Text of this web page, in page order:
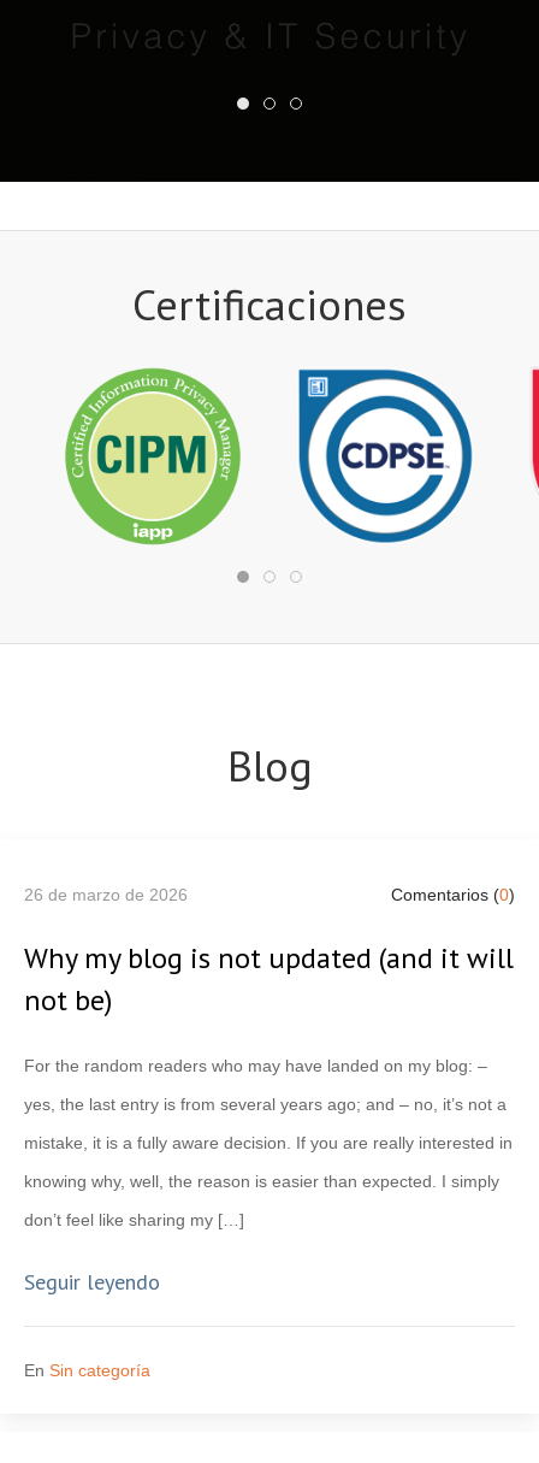
Certificaciones
Blog
26 de marzo de 2026 Comentarios (0)
Why my blog is not updated (and it will
not be)
For the random readers who may have landed on my blog: –
yes, the last entry is from several years ago; and – no, it’s not a
mistake, it is a fully aware decision. If you are really interested in
knowing why, well, the reason is easier than expected. I simply
don’t feel like sharing my […]
Seguir leyendo
En Sin categoría